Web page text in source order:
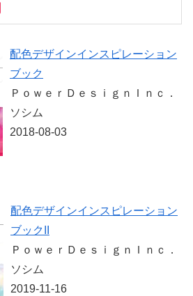
配色デザインインスピレーション
ブック
ＰｏｗｅｒＤｅｓｉｇｎＩｎｃ．
ソシム
2018-08-03
配色デザインインスピレーション
ブックII
ＰｏｗｅｒＤｅｓｉｇｎＩｎｃ．
ソシム
2019-11-16